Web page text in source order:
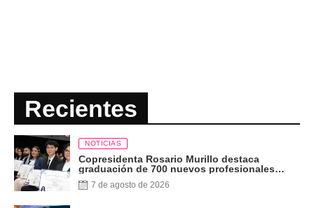
Recientes
NOTICIAS
Copresidenta Rosario Murillo destaca
graduación de 700 nuevos profesionales
Pueblo Presidente
7 de agosto de 2026